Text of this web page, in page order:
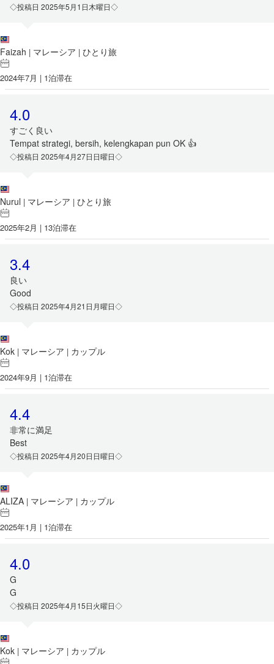
◇投稿日 2025年5月1日木曜日◇
Faizah | マレーシア | ひとり旅
2024年7月 | 1泊滞在
4.0
すごく良い
Tempat strategi, bersih, kelengkapan pun OK 👍
◇投稿日 2025年4月27日日曜日◇
Nurul | マレーシア | ひとり旅
2025年2月 | 13泊滞在
3.4
良い
Good
◇投稿日 2025年4月21日月曜日◇
Kok | マレーシア | カップル
2024年9月 | 1泊滞在
4.4
非常に満足
Best
◇投稿日 2025年4月20日日曜日◇
ALIZA | マレーシア | カップル
2025年1月 | 1泊滞在
4.0
G
G
◇投稿日 2025年4月15日火曜日◇
Kok | マレーシア | カップル